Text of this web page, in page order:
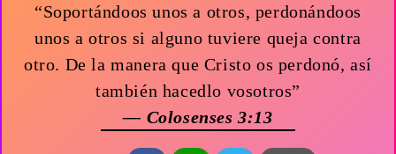
“Soportándoos unos a otros, perdonándoos
unos a otros si alguno tuviere queja contra
otro. De la manera que Cristo os perdonó, así
también hacedlo vosotros”
— Colosenses 3:13